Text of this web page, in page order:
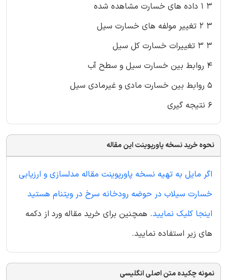
۳ ۱ داده های خسارت مشاهده شده
۳ ۲ تغییر مولفه های خسارت سیل
۳ ۳ تغییرات خسارت کل سیل
۴ روابط بین خسارت سیل و سطح آب
۵ روابط بین خسارت مادی و غیرمادی سیل
۶ نتیجه گیری
نحوه خرید نسخه پاورپوینت این مقاله
اگر مایل به تهیه نسخه پاورپوینت مقاله مدلسازی و ارزیابی
خسارت سیلاب در حوضه رودخانه سرخ در ویتنام هستید
اینجا کلیک نمایید. همچنین برای خرید مقاله ورد از دکمه
های زیر استفاده نمایید.
نمونه چکیده متن اصلی انگلیسی